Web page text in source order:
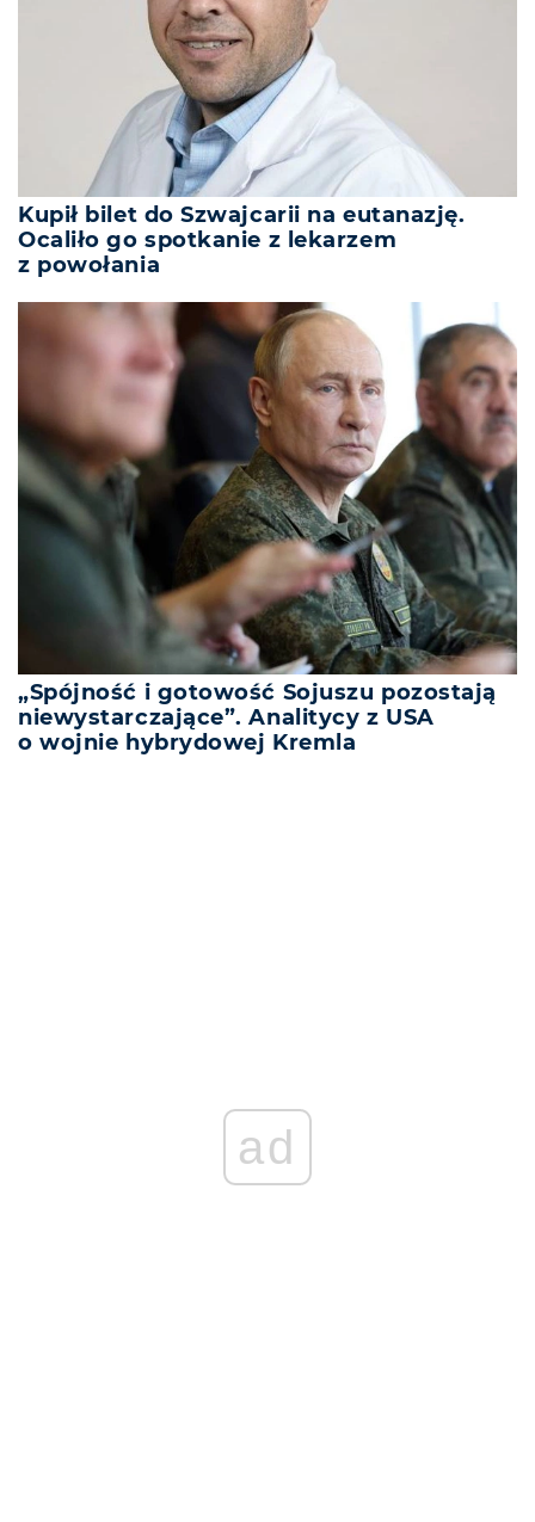
Kupił bilet do Szwajcarii na eutanazję.
Ocaliło go spotkanie z lekarzem
z powołania
„Spójność i gotowość Sojuszu pozostają
niewystarczające”. Analitycy z USA
o wojnie hybrydowej Kremla